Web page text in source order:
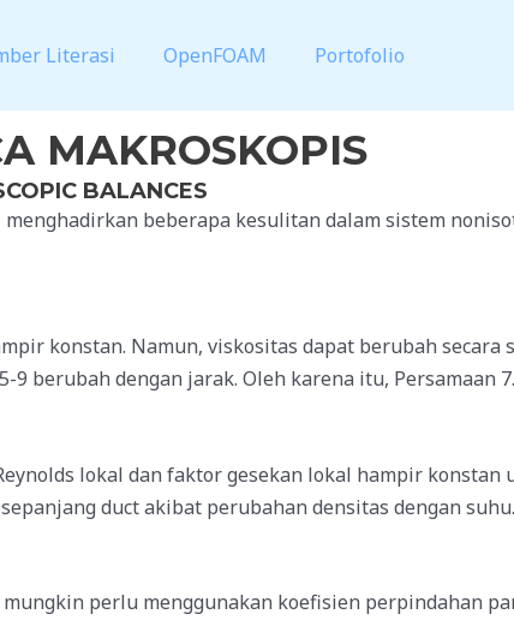
Literasi OpenFOAM Portofolio
MAKROSKOPIS
BALANCES
beberapa kesulitan dalam sistem
konstan. Namun, viskositas dapat berubah secara
berubah dengan jarak. Oleh karena itu, Persamaan
lokal dan faktor gesekan lokal hampir konstan
duct akibat perubahan densitas dengan
perlu menggunakan koefisien perpindahan